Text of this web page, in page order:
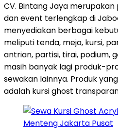
CV. Bintang Jaya
dan event terlengkap di
menyediakan berbagai
meliputi tenda, meja, kursi,
antrian, partisi, tirai, podium,
masih banyak lagi produk-
sewakan lainnya. Produk
adalah kursi ghost